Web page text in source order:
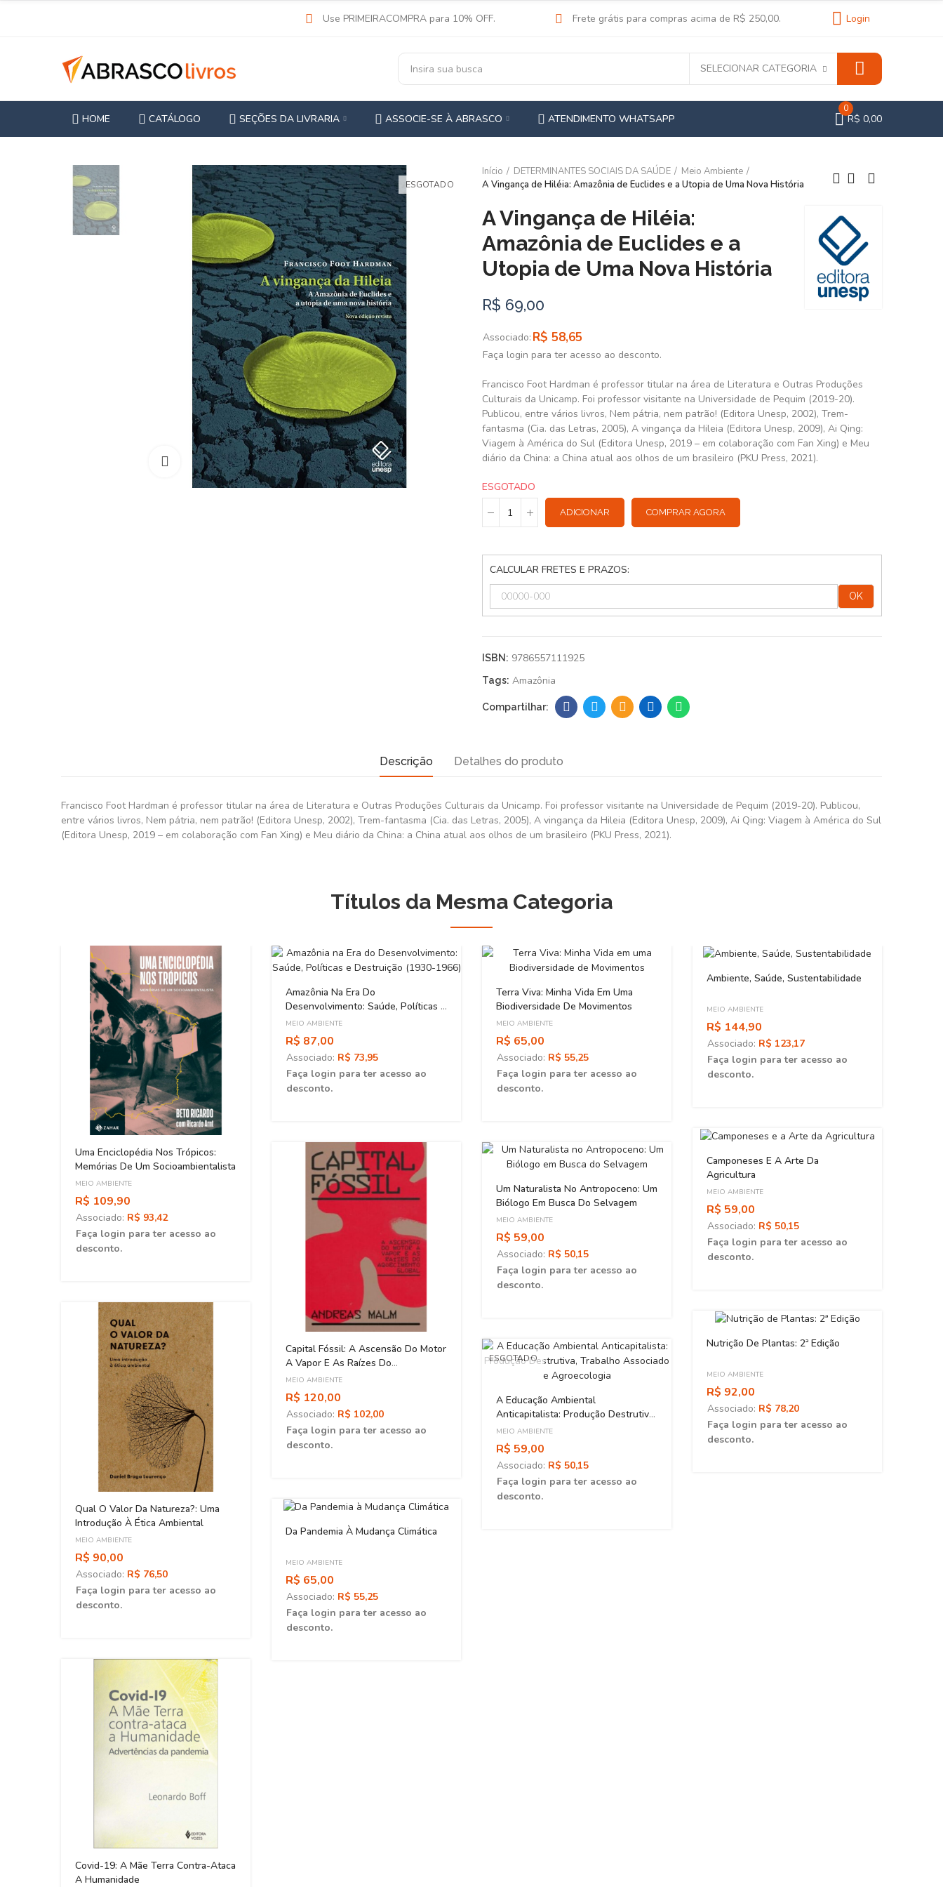
Use PRIMEIRACOMPRA para 10% OFF. Frete grátis para compras acima de R$ 250,00. Login
SELECIONAR CATEGORIA
HOME CATÁLOGO SEÇÕES DA LIVRARIA ASSOCIE-SE À ABRASCO ATENDIMENTO WHATSAPP
0
R$ 0,00
ESGOTADO
Clique para ampliar
Início DETERMINANTES SOCIAIS DA SAÚDE
Meio Ambiente
A Vingança de Hiléia: Amazônia de Euclides e a Utopia de Uma Nova História
A Vingança de Hiléia:
Amazônia de Euclides e a
Utopia de Uma Nova História
R$ 69,00
Associado: R$ 58,65
Faça login para ter acesso ao desconto.
Francisco Foot Hardman é professor titular na área de Literatura e Outras Produções
Culturais da Unicamp. Foi professor visitante na Universidade de Pequim (2019-20).
Publicou, entre vários livros, Nem pátria, nem patrão! (Editora Unesp, 2002), Trem-
fantasma (Cia. das Letras, 2005), A vingança da Hileia (Editora Unesp, 2009), Ai Qing:
Viagem à América do Sul (Editora Unesp, 2019 – em colaboração com Fan Xing) e Meu
diário da China: a China atual aos olhos de um brasileiro (PKU Press, 2021).
ESGOTADO
ADICIONAR COMPRAR AGORA
CALCULAR FRETES E PRAZOS:
OK
ISBN: 9786557111925
Tags: Amazônia
Descrição Detalhes do produto
Francisco Foot Hardman é professor titular na área de Literatura e Outras Produções Culturais da Unicamp. Foi professor visitante na Universidade de Pequim (2019-20). Publicou,
entre vários livros, Nem pátria, nem patrão! (Editora Unesp, 2002), Trem-fantasma (Cia. das Letras, 2005), A vingança da Hileia (Editora Unesp, 2009), Ai Qing: Viagem à América do Sul
(Editora Unesp, 2019 – em colaboração com Fan Xing) e Meu diário da China: a China atual aos olhos de um brasileiro (PKU Press, 2021).
Títulos da Mesma Categoria
Uma Enciclopédia Nos Trópicos:
Memórias De Um Socioambientalista
MEIO AMBIENTE
R$ 109,90
Associado: R$ 93,42
Faça login para ter acesso ao
desconto.
Qual O Valor Da Natureza?: Uma
Introdução À Ética Ambiental
MEIO AMBIENTE
R$ 90,00
Associado: R$ 76,50
Faça login para ter acesso ao
desconto.
Covid-19: A Mãe Terra Contra-Ataca
A Humanidade
Amazônia Na Era Do
Desenvolvimento: Saúde, Políticas E
Destruição (1930-1966)
MEIO AMBIENTE
R$ 87,00
Associado: R$ 73,95
Faça login para ter acesso ao
desconto.
Capital Fóssil: A Ascensão Do Motor
A Vapor E As Raízes Do
Aquecimento Global
MEIO AMBIENTE
R$ 120,00
Associado: R$ 102,00
Faça login para ter acesso ao
desconto.
Da Pandemia À Mudança Climática
MEIO AMBIENTE
R$ 65,00
Associado: R$ 55,25
Faça login para ter acesso ao
desconto.
Terra Viva: Minha Vida Em Uma
Biodiversidade De Movimentos
MEIO AMBIENTE
R$ 65,00
Associado: R$ 55,25
Faça login para ter acesso ao
desconto.
Um Naturalista No Antropoceno: Um
Biólogo Em Busca Do Selvagem
MEIO AMBIENTE
R$ 59,00
Associado: R$ 50,15
Faça login para ter acesso ao
desconto.
ESGOTADO
A Educação Ambiental
Anticapitalista: Produção Destrutiva,
Trabalho Associado E Agroecologia
MEIO AMBIENTE
R$ 59,00
Associado: R$ 50,15
Faça login para ter acesso ao
desconto.
Ambiente, Saúde, Sustentabilidade
MEIO AMBIENTE
R$ 144,90
Associado: R$ 123,17
Faça login para ter acesso ao
desconto.
Camponeses E A Arte Da
Agricultura
MEIO AMBIENTE
R$ 59,00
Associado: R$ 50,15
Faça login para ter acesso ao
desconto.
Nutrição De Plantas: 2ª Edição
MEIO AMBIENTE
R$ 92,00
Associado: R$ 78,20
Faça login para ter acesso ao
desconto.